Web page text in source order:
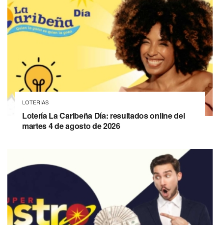
LOTERIAS
Lotería La Caribeña Día: resultados online del
martes 4 de agosto de 2026